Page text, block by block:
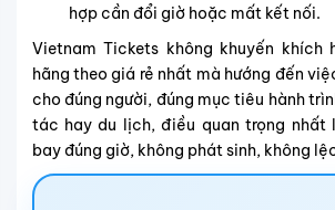
hợp cần đổi giờ hoặc mất kết nối.
Vietnam Tickets không khuyến khích
hãng theo giá rẻ nhất mà hướng đến
cho đúng người, đúng mục tiêu hành
tác hay du lịch, điều quan trọng nhất
bay đúng giờ, không phát sinh, không